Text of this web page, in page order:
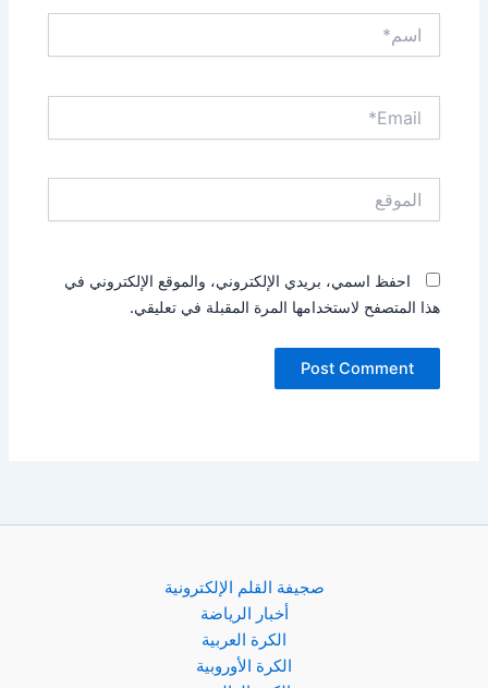
احفظ اسمي، بريدي الإلكتروني، والموقع الإلكتروني في
هذا المتصفح لاستخدامها المرة المقبلة في تعليقي.
صجيفة القلم الإلكترونية
أخبار الرياضة
الكرة العربية
الكرة الأوروبية